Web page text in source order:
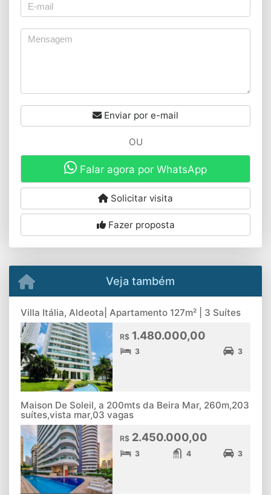
Enviar por e-mail
OU
Falar agora por WhatsApp
Solicitar visita
Fazer proposta
Veja também
Villa Itália, Aldeota| Apartamento 127m² | 3 Suítes
R$ 1.480.000,00
3 3
Maison De Soleil, a 200mts da Beira Mar, 260m,203
suítes,vista mar,03 vagas
R$ 2.450.000,00
3 4 3